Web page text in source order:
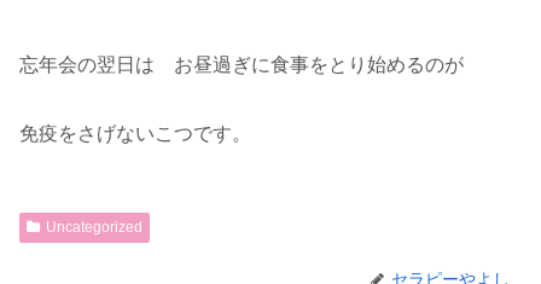
忘年会の翌日は お昼過ぎに食事をとり始めるのが
免疫をさげないこつです。
Uncategorized
セラピーやよし